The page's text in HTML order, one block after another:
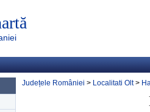
Județele României > Localitati Olt>